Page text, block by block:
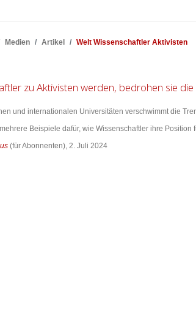
Medien Artikel Welt Wissenschaftler Aktivisten
zu Aktivisten werden, bedrohen sie
und internationalen Universitäten verschwimmt die
Beispiele dafür, wie Wissenschaftler ihre
(für Abonnenten), 2. Juli 2024